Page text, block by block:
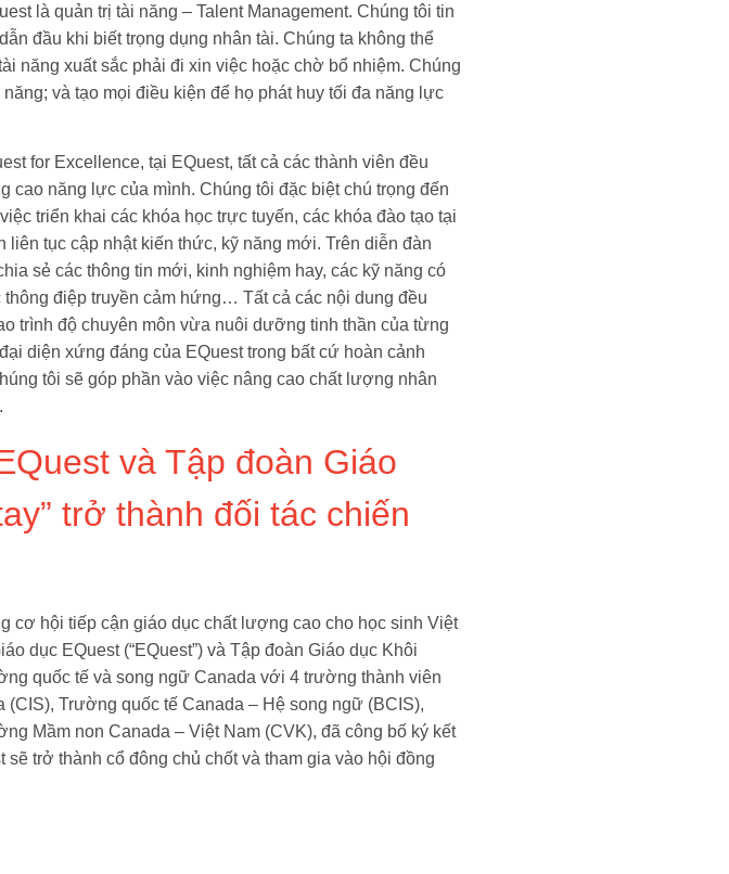
là quản trị tài năng – Talent Management. Chúng tôi tin
đầu khi biết trọng dụng nhân tài. Chúng ta không thể
năng xuất sắc phải đi xin việc hoặc chờ bổ nhiệm. Chúng
và tạo mọi điều kiện để họ phát huy tối đa năng lực
for Excellence, tại EQuest, tất cả các thành viên đều
cao năng lực của mình. Chúng tôi đặc biệt chú trọng đến
triển khai các khóa học trực tuyến, các khóa đào tạo tại
liên tục cập nhật kiến thức, kỹ năng mới. Trên diễn đàn
sẻ các thông tin mới, kinh nghiệm hay, các kỹ năng có
điệp truyền cảm hứng… Tất cả các nội dung đều
trình độ chuyên môn vừa nuôi dưỡng tinh thần của từng
diện xứng đáng của EQuest trong bất cứ hoàn cảnh
tôi sẽ góp phần vào việc nâng cao chất lượng nhân
và Tập đoàn Giáo
trở thành đối tác chiến
cơ hội tiếp cận giáo dục chất lượng cao cho học sinh Việt
dục EQuest (“EQuest”) và Tập đoàn Giáo dục Khôi
quốc tế và song ngữ Canada với 4 trường thành viên
Trường quốc tế Canada – Hệ song ngữ (BCIS),
Mầm non Canada – Việt Nam (CVK), đã công bố ký kết
trở thành cổ đông chủ chốt và tham gia vào hội đồng